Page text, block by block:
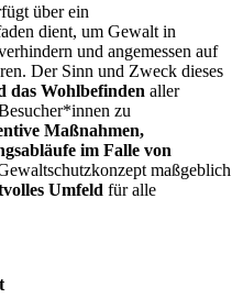
über ein
dient, um Gewalt in
und angemessen auf
Der Sinn und Zweck dieses
das Wohlbefinden aller
zu
Maßnahmen,
im Falle von
maßgeblich
Umfeld für alle